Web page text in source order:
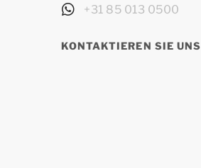
+31 85 013 0500
KONTAKTIEREN SIE UNS